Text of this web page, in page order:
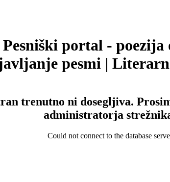
Pesniški portal - poezija
pesmi |
trenutno ni dosegljiva.
administratorja
Could not connect to the database